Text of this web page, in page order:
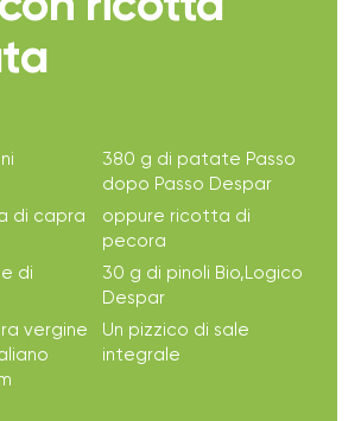
380 g di patate Passo
dopo Passo Despar
di capra
oppure ricotta di
pecora
di
30 g di pinoli Bio,Logico
Despar
vergine
Un pizzico di sale
integrale